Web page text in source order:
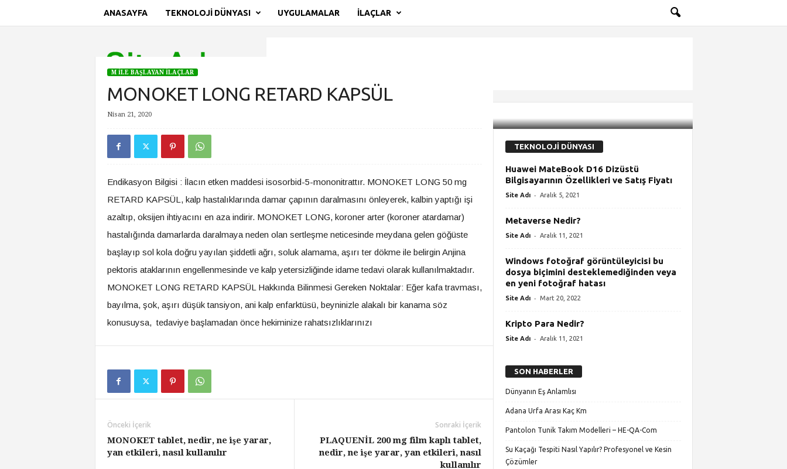
ANASAYFA TEKNOLOJI DÜNYASI UYGULAMALAR İLAÇLAR
Ana Sayfa M İle Başlayan İlaçlar
M İLE BAŞLAYAN İLAÇLAR
MONOKET LONG RETARD KAPSÜL
Nisan 21, 2020
Endikasyon Bilgisi : İlacın etken maddesi isosorbid-5-mononitrattır. MONOKET LONG 50 mg
RETARD KAPSÜL, kalp hastalıklarında damar çapının daralmasını önleyerek, kalbin yaptığı işi
azaltıp, oksijen ihtiyacını en aza indirir. MONOKET LONG, koroner arter (koroner atardamar)
hastalığında damarlarda daralmaya neden olan sertleşme neticesinde meydana gelen göğüste
başlayıp sol kola doğru yayılan şiddetli ağrı, soluk alamama, aşırı ter dökme ile belirgin Anjina
pektoris ataklarının engellenmesinde ve kalp yetersizliğinde idame tedavi olarak kullanılmaktadır.
MONOKET LONG RETARD KAPSÜL Hakkında Bilinmesi Gereken Noktalar: Eğer kafa travması,
bayılma, şok, aşırı düşük tansiyon, ani kalp enfarktüsü, beyninizle alakalı bir kanama söz
konusuysa, tedaviye başlamadan önce hekiminize rahatsızlıklarınızı
Önceki İçerik
MONOKET tablet, nedir, ne işe yarar,
yan etkileri, nasıl kullanılır
Sonraki İçerik
PLAQUENİL 200 mg film kaplı tablet,
nedir, ne işe yarar, yan etkileri, nasıl
kullanılır
TEKNOLOJİ DÜNYASI
Huawei MateBook D16 Dizüstü
Bilgisayarının Özellikleri ve Satış Fiyatı
Site Adı - Aralık 5, 2021
Metaverse Nedir?
Site Adı - Aralık 11, 2021
Windows fotoğraf görüntüleyicisi bu
dosya biçimini desteklemediğinden veya
en yeni fotoğraf hatası
Site Adı - Mart 20, 2022
Kripto Para Nedir?
Site Adı - Aralık 11, 2021
SON HABERLER
Dünyanın Eş Anlamlısı
Adana Urfa Arası Kaç Km
Pantolon Tunik Takım Modelleri – HE-QA-Com
Su Kaçağı Tespiti Nasıl Yapılır? Profesyonel ve Kesin
Çözümler